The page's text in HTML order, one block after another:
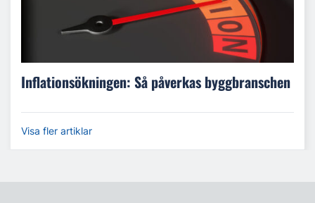
Inflationsökningen: Så påverkas byggbranschen
Visa fler artiklar